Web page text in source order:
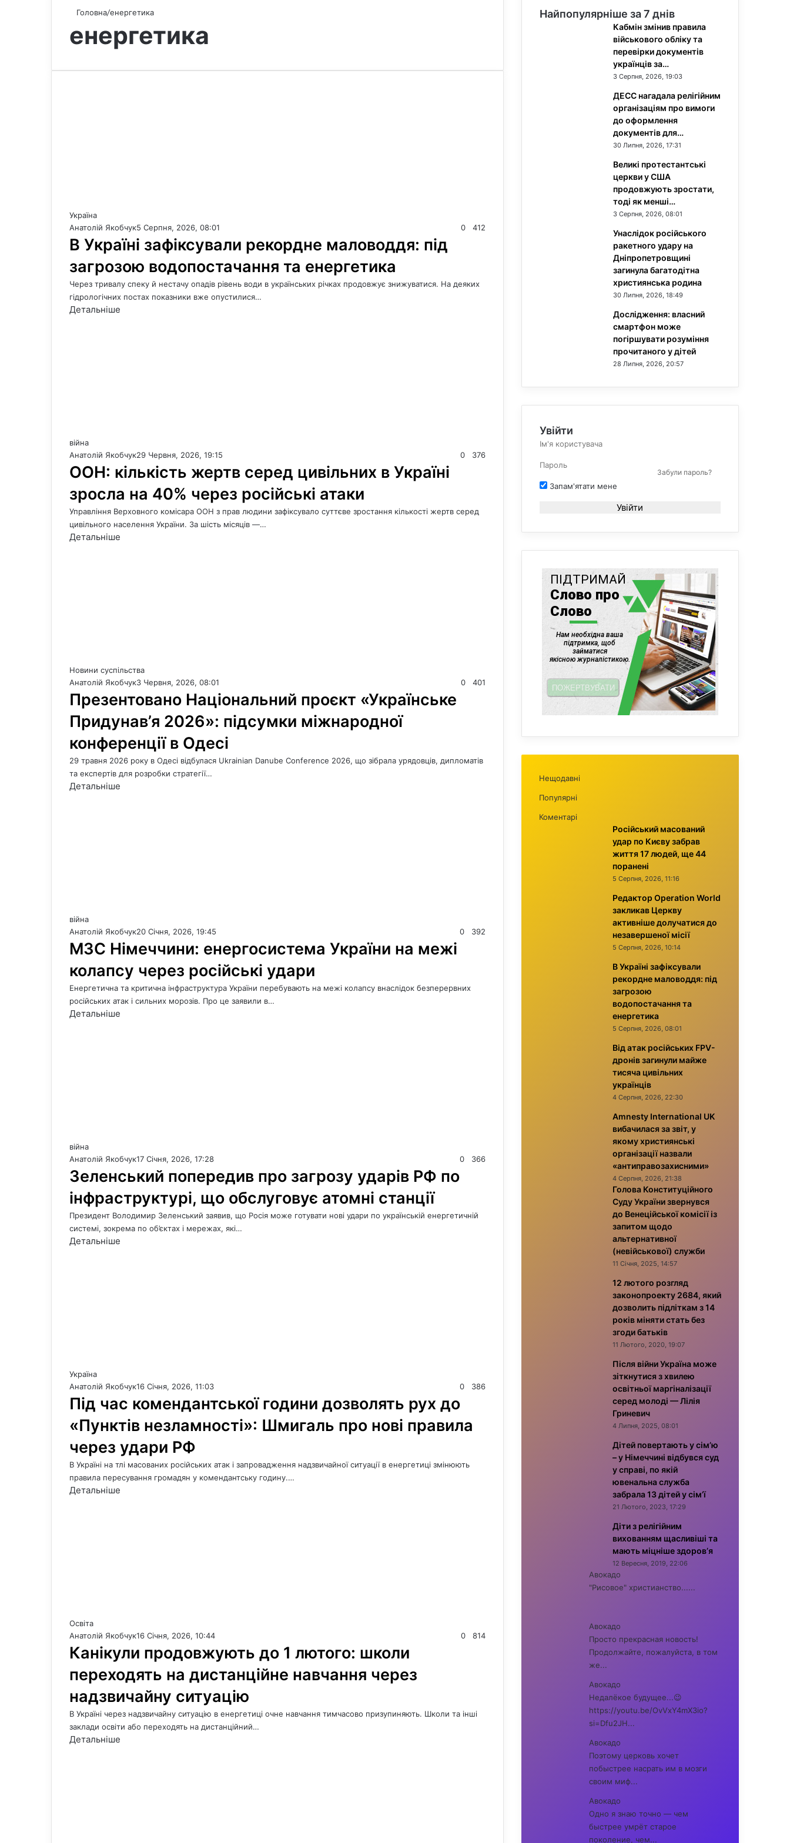
Головна/енергетика
енергетика
Україна
Анатолій Якобчук5 Серпня, 2026, 08:01 0 412
В Україні зафіксували рекордне маловоддя: під
загрозою водопостачання та енергетика
Через тривалу спеку й нестачу опадів рівень води в українських річках продовжує знижуватися. На деяких
гідрологічних постах показники вже опустилися…
Детальніше
війна
Анатолій Якобчук29 Червня, 2026, 19:15 0 376
ООН: кількість жертв серед цивільних в Україні
зросла на 40% через російські атаки
Управління Верховного комісара ООН з прав людини зафіксувало суттєве зростання кількості жертв серед
цивільного населення України. За шість місяців —…
Детальніше
Новини суспільства
Анатолій Якобчук3 Червня, 2026, 08:01 0 401
Презентовано Національний проєкт «Українське
Придунав’я 2026»: підсумки міжнародної
конференції в Одесі
29 травня 2026 року в Одесі відбулася Ukrainian Danube Conference 2026, що зібрала урядовців, дипломатів
та експертів для розробки стратегії…
Детальніше
війна
Анатолій Якобчук20 Січня, 2026, 19:45 0 392
МЗС Німеччини: енергосистема України на межі
колапсу через російські удари
Енергетична та критична інфраструктура України перебувають на межі колапсу внаслідок безперервних
російських атак і сильних морозів. Про це заявили в…
Детальніше
війна
Анатолій Якобчук17 Січня, 2026, 17:28 0 366
Зеленський попередив про загрозу ударів РФ по
інфраструктурі, що обслуговує атомні станції
Президент Володимир Зеленський заявив, що Росія може готувати нові удари по українській енергетичній
системі, зокрема по об’єктах і мережах, які…
Детальніше
Україна
Анатолій Якобчук16 Січня, 2026, 11:03 0 386
Під час комендантської години дозволять рух до
«Пунктів незламності»: Шмигаль про нові правила
через удари РФ
В Україні на тлі масованих російських атак і запровадження надзвичайної ситуації в енергетиці змінюють
правила пересування громадян у комендантську годину.…
Детальніше
Освіта
Анатолій Якобчук16 Січня, 2026, 10:44 0 814
Канікули продовжують до 1 лютого: школи
переходять на дистанційне навчання через
надзвичайну ситуацію
В Україні через надзвичайну ситуацію в енергетиці очне навчання тимчасово призупиняють. Школи та інші
заклади освіти або переходять на дистанційний…
Детальніше
Найпопулярніше за 7 днів
Кабмін змінив правила
військового обліку та
перевірки документів
українців за…
3 Серпня, 2026, 19:03
ДЕСС нагадала релігійним
організаціям про вимоги
до оформлення
документів для…
30 Липня, 2026, 17:31
Великі протестантські
церкви у США
продовжують зростати,
тоді як менші…
3 Серпня, 2026, 08:01
Унаслідок російського
ракетного удару на
Дніпропетровщині
загинула багатодітна
християнська родина
30 Липня, 2026, 18:49
Дослідження: власний
смартфон може
погіршувати розуміння
прочитаного у дітей
28 Липня, 2026, 20:57
Увійти
Забули пароль?
Запам'ятати мене
Увійти
Нещодавні
Популярні
Коментарі
Російський масований
удар по Києву забрав
життя 17 людей, ще 44
поранені
5 Серпня, 2026, 11:16
Редактор Operation World
закликав Церкву
активніше долучатися до
незавершеної місії
5 Серпня, 2026, 10:14
В Україні зафіксували
рекордне маловоддя: під
загрозою
водопостачання та
енергетика
5 Серпня, 2026, 08:01
Від атак російських FPV-
дронів загинули майже
тисяча цивільних
українців
4 Серпня, 2026, 22:30
Amnesty International UK
вибачилася за звіт, у
якому християнські
організації назвали
«антиправозахисними»
4 Серпня, 2026, 21:38
Голова Конституційного
Суду України звернувся
до Венеційської комісії із
запитом щодо
альтернативної
(невійськової) служби
11 Січня, 2025, 14:57
12 лютого розгляд
законопроекту 2684, який
дозволить підліткам з 14
років міняти стать без
згоди батьків
11 Лютого, 2020, 19:07
Після війни Україна може
зіткнутися з хвилею
освітньої маргіналізації
серед молоді — Лілія
Гриневич
4 Липня, 2025, 08:01
Дітей повертають у сім’ю
– у Німеччині відбувся суд
у справі, по якій
ювенальна служба
забрала 13 дітей у сім’ї
21 Лютого, 2023, 17:29
Діти з релігійним
вихованням щасливіші та
мають міцніше здоров’я
12 Вересня, 2019, 22:06
Авокадо
"Рисовое" христианство......
Авокадо
Просто прекрасная новость!
Продолжайте, пожалуйста, в том
же...
Авокадо
Недалёкое будущее...😉
https://youtu.be/OvVxY4mX3io?
si=Dfu2JH...
Авокадо
Поэтому церковь хочет
побыстрее насрать им в мозги
своим миф...
Авокадо
Одно я знаю точно — чем
быстрее умрёт старое
поколение, чем...